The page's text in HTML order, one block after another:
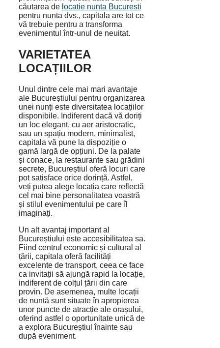
căutarea de locatie nunta Bucuresti
pentru nunta dvs., capitala are tot ce
vă trebuie pentru a transforma
evenimentul într-unul de neuitat.
VARIETATEA
LOCAȚIILOR
Unul dintre cele mai mari avantaje
ale Bucureștiului pentru organizarea
unei nunți este diversitatea locațiilor
disponibile. Indiferent dacă vă doriți
un loc elegant, cu aer aristocratic,
sau un spațiu modern, minimalist,
capitala vă pune la dispoziție o
gamă largă de opțiuni. De la palate
și conace, la restaurante sau grădini
secrete, Bucureștiul oferă locuri care
pot satisface orice dorință. Astfel,
veți putea alege locația care reflectă
cel mai bine personalitatea voastră
și stilul evenimentului pe care îl
imaginați.
Un alt avantaj important al
Bucureștiului este accesibilitatea sa.
Fiind centrul economic și cultural al
țării, capitala oferă facilități
excelente de transport, ceea ce face
ca invitații să ajungă rapid la locație,
indiferent de colțul țării din care
provin. De asemenea, multe locații
de nuntă sunt situate în apropierea
unor puncte de atracție ale orașului,
oferind astfel o oportunitate unică de
a explora Bucureștiul înainte sau
după eveniment.